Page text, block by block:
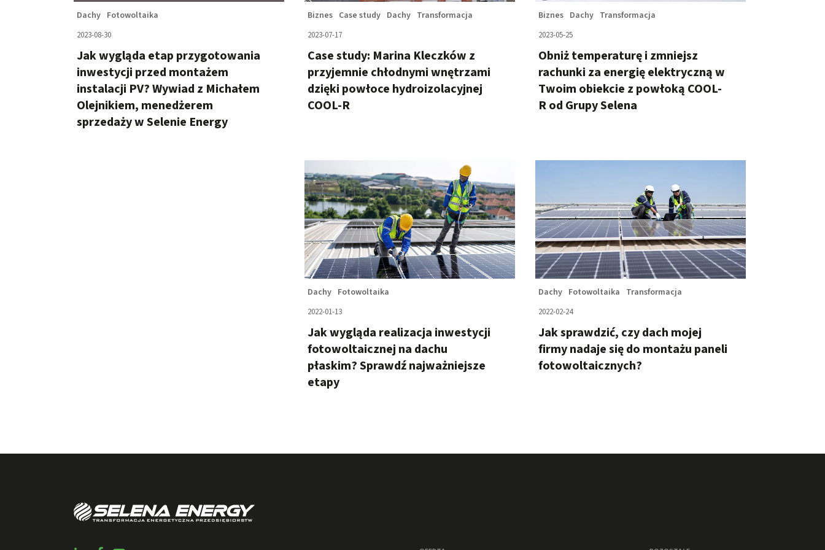
Dachy Fotowoltaika
2023-08-30
Jak wygląda etap przygotowania
inwestycji przed montażem
instalacji PV? Wywiad z Michałem
Olejnikiem, menedżerem
sprzedaży w Selenie Energy
Biznes Case study Dachy Transformacja
2023-07-17
Case study: Marina Kleczków z
przyjemnie chłodnymi wnętrzami
dzięki powłoce hydroizolacyjnej
COOL-R
Biznes Dachy Transformacja
2023-05-25
Obniż temperaturę i zmniejsz
rachunki za energię elektryczną w
Twoim obiekcie z powłoką COOL-
R od Grupy Selena
Dachy Fotowoltaika Transformacja
2022-02-24
Jak sprawdzić, czy dach mojej
firmy nadaje się do montażu paneli
fotowoltaicznych?
Dachy Fotowoltaika
2022-01-13
Jak wygląda realizacja inwestycji
fotowoltaicznej na dachu
płaskim? Sprawdź najważniejsze
etapy